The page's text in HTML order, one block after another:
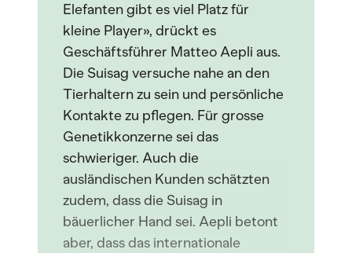
Elefanten gibt es viel Platz für
kleine Player», drückt es
Geschäftsführer Matteo Aepli aus.
Die Suisag versuche nahe an den
Tierhaltern zu sein und persönliche
Kontakte zu pflegen. Für grosse
Genetikkonzerne sei das
schwieriger. Auch die
ausländischen Kunden schätzten
zudem, dass die Suisag in
bäuerlicher Hand sei. Aepli betont
aber, dass das internationale